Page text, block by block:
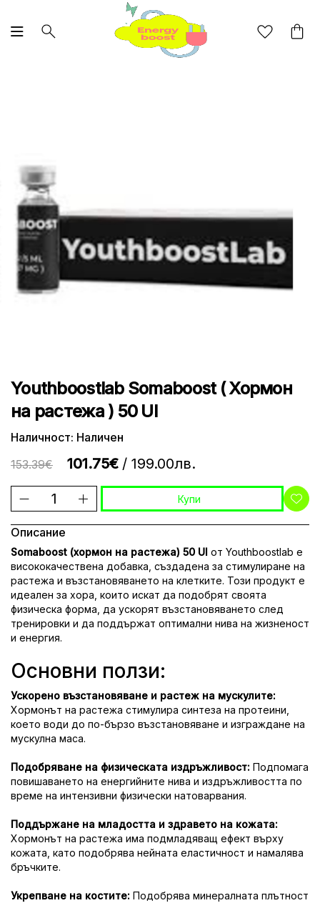
Youthboostlab Somaboost ( Хормон
на растежа ) 50 UI
Наличност: Наличен
153.39€
101.75€ / 199.00лв.
Купи
Описание
Somaboost (хормон на растежа) 50 UI от Youthboostlab е
висококачествена добавка, създадена за стимулиране на
растежа и възстановяването на клетките. Този продукт е
идеален за хора, които искат да подобрят своята
физическа форма, да ускорят възстановяването след
тренировки и да поддържат оптимални нива на жизненост
и енергия.
Основни ползи:
Ускорено възстановяване и растеж на мускулите:
Хормонът на растежа стимулира синтеза на протеини,
което води до по-бързо възстановяване и изграждане на
мускулна маса.
Подобряване на физическата издръжливост: Подпомага
повишаването на енергийните нива и издръжливостта по
време на интензивни физически натоварвания.
Поддържане на младостта и здравето на кожата:
Хормонът на растежа има подмладяващ ефект върху
кожата, като подобрява нейната еластичност и намалява
бръчките.
Укрепване на костите: Подобрява минералната плътност